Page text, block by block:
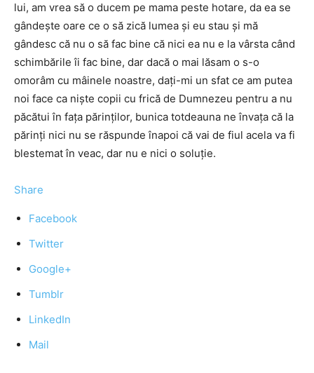
lui, am vrea să o ducem pe mama peste hotare, da ea se
gândește oare ce o să zică lumea și eu stau și mă
gândesc că nu o să fac bine că nici ea nu e la vârsta când
schimbările îi fac bine, dar dacă o mai lăsam o s-o
omorâm cu mâinele noastre, dați-mi un sfat ce am putea
noi face ca niște copii cu frică de Dumnezeu pentru a nu
păcătui în fața părinților, bunica totdeauna ne învața că la
părinți nici nu se răspunde înapoi că vai de fiul acela va fi
blestemat în veac, dar nu e nici o soluție.
Share
Facebook
Twitter
Google+
Tumblr
LinkedIn
Mail